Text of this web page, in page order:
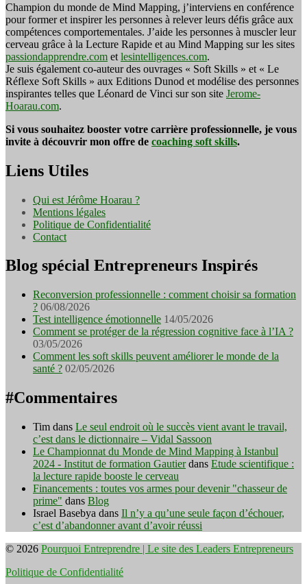
Champion du monde de Mind Mapping, j’interviens en conférence
pour former et inspirer les personnes à relever leurs défis grâce aux
compétences comportementales. J’aide les personnes à muscler leur
cerveau grâce à la Lecture Rapide et au Mind Mapping sur les sites
passiondapprendre.com et lesintelligences.com.
Je suis également co-auteur des ouvrages « Soft Skills » et « Le
Réflexe Soft Skills » aux Editions Dunod et modélise des personnes
inspirantes telles que Léonard de Vinci sur son site Jerome-
Hoarau.com.
Si vous souhaitez booster votre carrière professionnelle, je vous
invite à découvrir mon offre de coaching soft skills.
Liens Utiles
Qui est Jérôme Hoarau ?
Mentions légales
Politique de Confidentialité
Contact
Blog spécial Entrepreneurs Inspirés
Reconversion professionnelle : comment choisir sa formation
? 06/08/2026
Test intelligence émotionnelle 14/05/2026
Comment se protéger de la régression cognitive face à l’IA ?
03/05/2026
Comment les soft skills peuvent améliorer le monde de la
santé ? 02/05/2026
#Commentaires
Tim dans Le seul endroit où le succès vient avant le travail,
c’est dans le dictionnaire – Vidal Sassoon
Le Championnat du Monde de Mind Mapping à Istanbul
2024 - Institut de formation Gautierdans Etude scientifique :
la lecture rapide booste le cerveau
Financements : toutes vos armes pour devenir "chasseur de
prime" dans Blog
Israel Basebya dans Il n’y a qu’une seule façon d’échouer,
c’est d’abandonner avant d’avoir réussi
© 2026 Pourquoi Entreprendre | Le site des Leaders Entrepreneurs
Politique de Confidentialité